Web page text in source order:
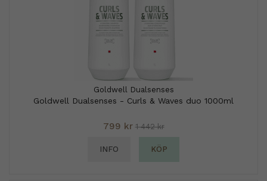
Goldwell Dualsenses
Goldwell Dualsenses - Curls & Waves duo 1000ml
799 kr 1 442 kr
INFO KÖP